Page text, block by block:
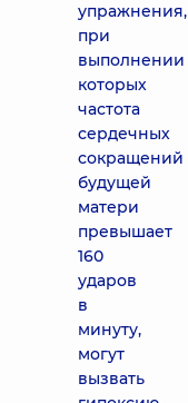
упражнения,
при
выполнении
которых
частота
сердечных
сокращений
будущей
матери
превышает
160
ударов
в
минуту,
могут
вызвать